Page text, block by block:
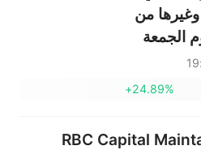
وغيرها من
الجمعة
+24.89%
RBC Capital